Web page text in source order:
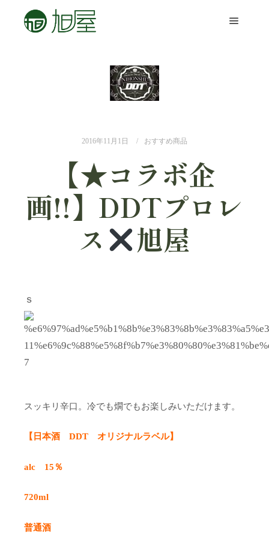
2016年11月1日 おすすめ商品
【★コラボ企
画!!】DDTプロレ
ス
旭屋
ｓ
スッキリ辛口。冷でも燗でもお楽しみいただけます。
【日本酒 DDT オリジナルラベル】
alc 15％
720ml
普通酒